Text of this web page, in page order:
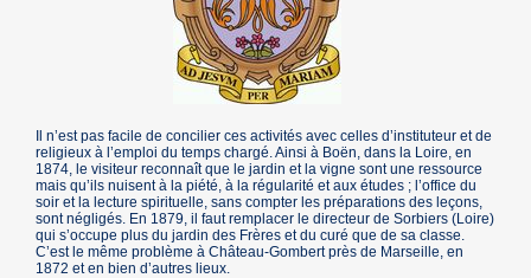
Il n’est pas facile de concilier ces activités avec celles d’instituteur et de
religieux à l’emploi du temps chargé. Ainsi à Boën, dans la Loire, en
1874, le visiteur reconnaît que le jardin et la vigne sont une ressource
mais qu’ils nuisent à la piété, à la régularité et aux études ; l’office du
soir et la lecture spirituelle, sans compter les préparations des leçons,
sont négligés. En 1879, il faut remplacer le directeur de Sorbiers (Loire)
qui s’occupe plus du jardin des Frères et du curé que de sa classe.
C’est le même problème à Château-Gombert près de Marseille, en
1872 et en bien d’autres lieux.